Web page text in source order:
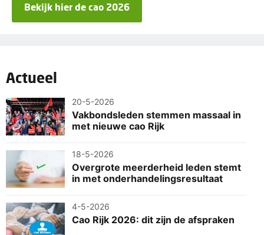
Bekijk hier de cao 2026
Actueel
20-5-2026
Vakbondsleden stemmen massaal in
met nieuwe cao Rijk
18-5-2026
Overgrote meerderheid leden stemt
in met onderhandelingsresultaat
4-5-2026
Cao Rijk 2026: dit zijn de afspraken